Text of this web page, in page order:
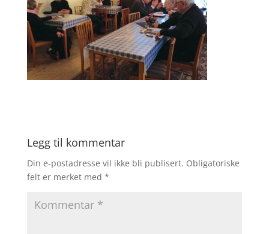
Legg til kommentar
Din e-postadresse vil ikke bli publisert. Obligatoriske
felt er merket med *